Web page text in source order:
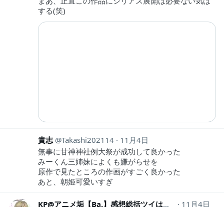
する(笑)
貴志 Takashi202114
11月4日
無事に甘神神社例大祭が成功して良かった
みーくん三姉妹によくも嫌がらせを
原作で見たところの作画がすごく良かった
あと、朝姫可愛いすぎ
KP@アニメ垢【Ba.】感想総括ツイはネタバレ
11月4日